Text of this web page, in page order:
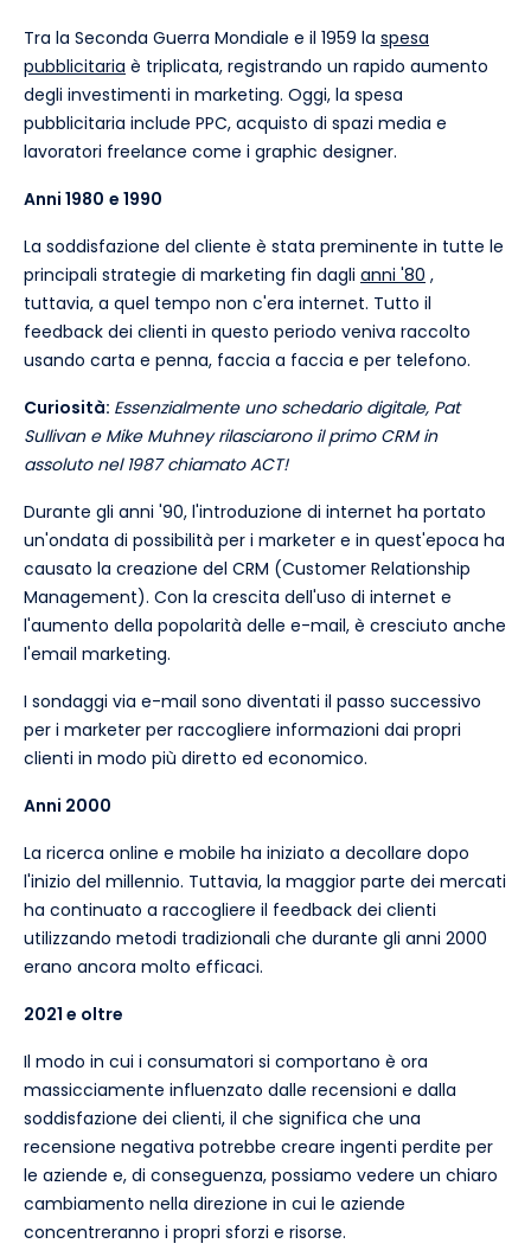
Tra la Seconda Guerra Mondiale e il 1959 la spesa
pubblicitaria è triplicata, registrando un rapido aumento
degli investimenti in marketing. Oggi, la spesa
pubblicitaria include PPC, acquisto di spazi media e
lavoratori freelance come i graphic designer.
Anni 1980 e 1990
La soddisfazione del cliente è stata preminente in tutte le
principali strategie di marketing fin dagli anni '80 ,
tuttavia, a quel tempo non c'era internet. Tutto il
feedback dei clienti in questo periodo veniva raccolto
usando carta e penna, faccia a faccia e per telefono.
Curiosità: Essenzialmente uno schedario digitale, Pat
Sullivan e Mike Muhney rilasciarono il primo CRM in
assoluto nel 1987 chiamato ACT!
Durante gli anni '90, l'introduzione di internet ha portato
un'ondata di possibilità per i marketer e in quest'epoca ha
causato la creazione del CRM (Customer Relationship
Management). Con la crescita dell'uso di internet e
l'aumento della popolarità delle e-mail, è cresciuto anche
l'email marketing.
I sondaggi via e-mail sono diventati il passo successivo
per i marketer per raccogliere informazioni dai propri
clienti in modo più diretto ed economico.
Anni 2000
La ricerca online e mobile ha iniziato a decollare dopo
l'inizio del millennio. Tuttavia, la maggior parte dei mercati
ha continuato a raccogliere il feedback dei clienti
utilizzando metodi tradizionali che durante gli anni 2000
erano ancora molto efficaci.
2021 e oltre
Il modo in cui i consumatori si comportano è ora
massicciamente influenzato dalle recensioni e dalla
soddisfazione dei clienti, il che significa che una
recensione negativa potrebbe creare ingenti perdite per
le aziende e, di conseguenza, possiamo vedere un chiaro
cambiamento nella direzione in cui le aziende
concentreranno i propri sforzi e risorse.